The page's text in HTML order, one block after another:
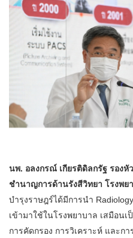
นพ. อลงกรณ์ เกียรติดิลกรัฐ รองหั
ชำนาญการด้านรังสีวิทยา โรงพย
บำรุงราษฎร์ได้มีการนำ
เข้ามาใช้ในโรงพยาบาล เสมือน
การคัดกรอง การวิเคราะห์ และก